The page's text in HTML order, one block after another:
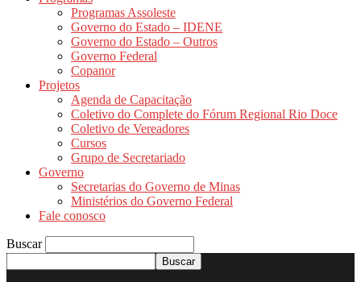
Programas Assoleste
Governo do Estado – IDENE
Governo do Estado – Outros
Governo Federal
Copanor
Projetos
Agenda de Capacitação
Coletivo do Complete do Fórum Regional Rio Doce
Coletivo de Vereadores
Cursos
Grupo de Secretariado
Governo
Secretarias do Governo de Minas
Ministérios do Governo Federal
Fale conosco
Buscar